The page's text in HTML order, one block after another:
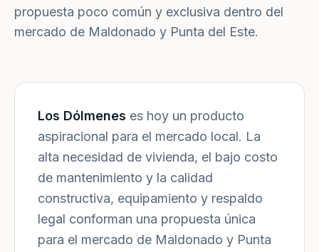
propuesta poco común y exclusiva dentro del
mercado de Maldonado y Punta del Este.
Los Dólmenes es hoy un producto
aspiracional para el mercado local. La
alta necesidad de vivienda, el bajo costo
de mantenimiento y la calidad
constructiva, equipamiento y respaldo
legal conforman una propuesta única
para el mercado de Maldonado y Punta